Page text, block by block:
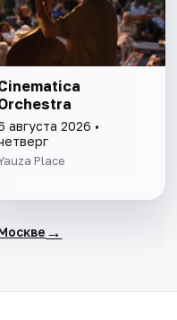
августа 2026 •
Place
→